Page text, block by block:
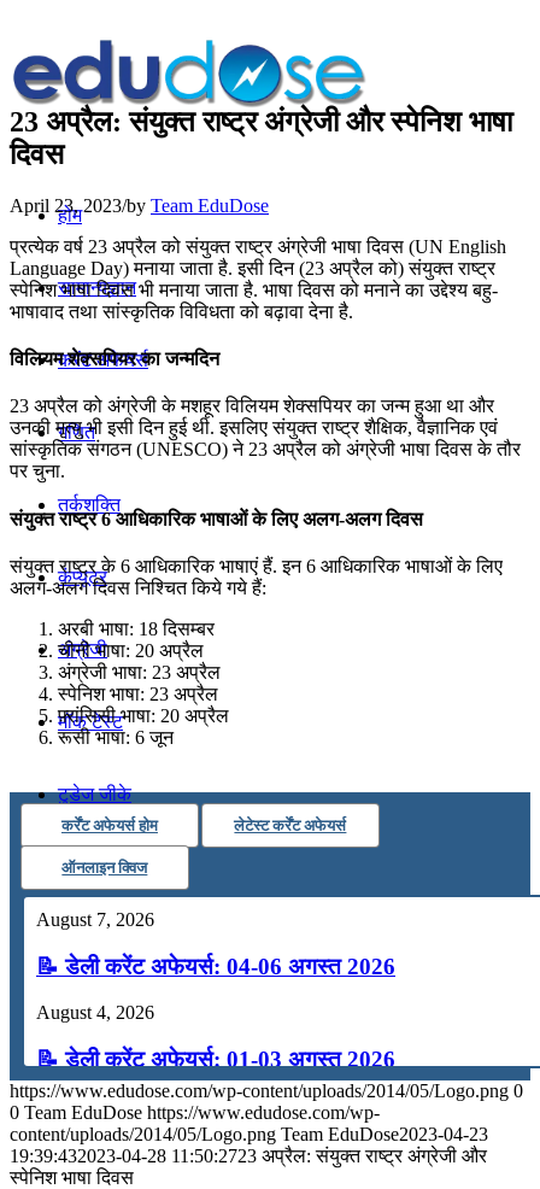
होम
सामान्यज्ञान
करेंट अफेयर्स
गणित
तर्कशक्ति
कंप्यूटर
अंग्रेजी
मॉक टेस्ट
टुडेज जीके
Menu Menu
23 अप्रैल: संयुक्त राष्ट्र अंग्रेजी और स्पेनिश भाषा
दिवस
April 23, 2023/by Team EduDose
प्रत्येक वर्ष 23 अप्रैल को संयुक्त राष्ट्र अंग्रेजी भाषा दिवस (UN English
Language Day) मनाया जाता है. इसी दिन (23 अप्रैल को) संयुक्त राष्ट्र
स्पेनिश भाषा दिवस भी मनाया जाता है. भाषा दिवस को मनाने का उद्देश्य बहु-
भाषावाद तथा सांस्कृतिक विविधता को बढ़ावा देना है.
विलियम शेक्सपियर का जन्मदिन
23 अप्रैल को अंग्रेजी के मशहूर विलियम शेक्सपियर का जन्म हुआ था और
उनकी मृत्यु भी इसी दिन हुई थी. इसलिए संयुक्त राष्ट्र शैक्षिक, वैज्ञानिक एवं
सांस्कृतिक संगठन (UNESCO) ने 23 अप्रैल को अंग्रेजी भाषा दिवस के तौर
पर चुना.
संयुक्त राष्ट्र 6 आधिकारिक भाषाओं के लिए अलग-अलग दिवस
संयुक्त राष्ट्र के 6 आधिकारिक भाषाएं हैं. इन 6 आधिकारिक भाषाओं के लिए
अलग-अलग दिवस निश्चित किये गये हैं:
अरबी भाषा: 18 दिसम्बर
चीनी भाषा: 20 अप्रैल
अंग्रेजी भाषा: 23 अप्रैल
स्पेनिश भाषा: 23 अप्रैल
फ़्रांसिसी भाषा: 20 अप्रैल
रूसी भाषा: 6 जून
कर्रेंट अफेयर्स होम लेटेस्ट कर्रेंट अफेयर्स
ऑनलाइन क्विज
August 7, 2026
📝 डेली करेंट अफेयर्स: 04-06 अगस्त 2026
August 4, 2026
📝 डेली करेंट अफेयर्स: 01-03 अगस्त 2026
July 31, 2026
📝 डेली करेंट अफेयर्स: 28-31 जुलाई 2026
https://www.edudose.com/wp-content/uploads/2014/05/Logo.png 0
0 Team EduDose https://www.edudose.com/wp-
content/uploads/2014/05/Logo.png Team EduDose2023-04-23
19:39:432023-04-28 11:50:2723 अप्रैल: संयुक्त राष्ट्र अंग्रेजी और
स्पेनिश भाषा दिवस